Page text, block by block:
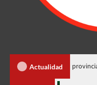
Actualidad
dos nuevas provincias: Santa